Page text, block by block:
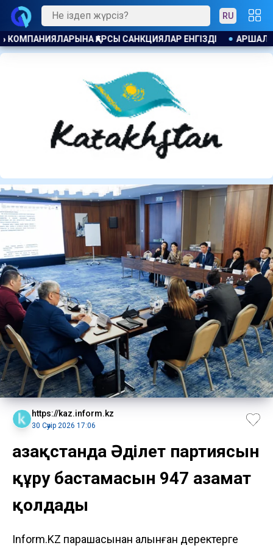
RU
АРШАЛЫ ТҰРҒЫНДАРЫ АСТАНАНЫ СУМЕН ҚАМТЫП
https://kaz.inform.kz
30 Сәуір 2026 17:06
Қазақстанда Әділет партиясын
құру бастамасын 947 азамат
қолдады
Inform.KZ парақшасынан алынған деректерге